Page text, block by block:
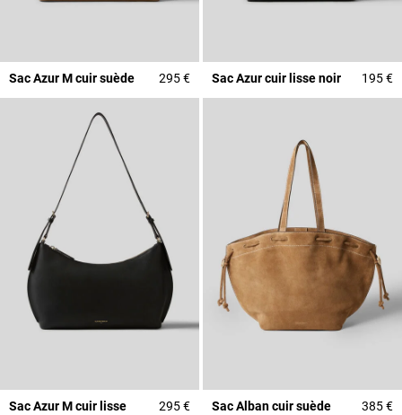
Sac Azur M cuir suède 295 € Sac Azur cuir lisse noir 195 €
Sac Azur M cuir lisse 295 € Sac Alban cuir suède 385 €